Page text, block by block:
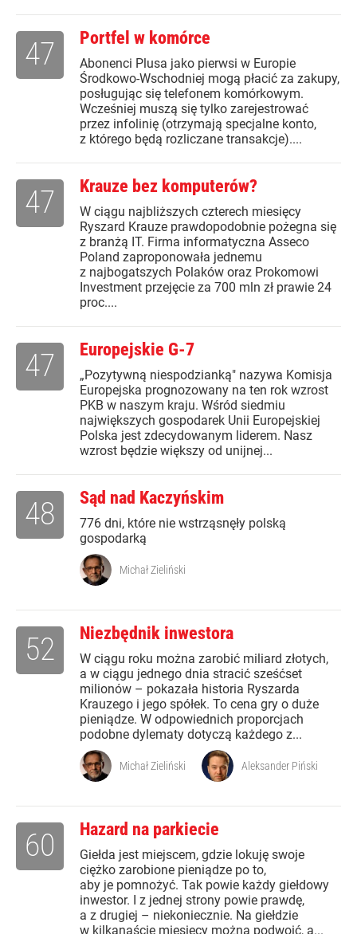
Portfel w komórce
Abonenci Plusa jako pierwsi w Europie
Środkowo-Wschodniej mogą płacić za zakupy,
posługując się telefonem komórkowym.
Wcześniej muszą się tylko zarejestrować
przez infolinię (otrzymają specjalne konto,
z którego będą rozliczane transakcje)....
47
Krauze bez komputerów?
W ciągu najbliższych czterech miesięcy
Ryszard Krauze prawdopodobnie pożegna się
z branżą IT. Firma informatyczna Asseco
Poland zaproponowała jednemu
z najbogatszych Polaków oraz Prokomowi
Investment przejęcie za 700 mln zł prawie 24
proc....
47
Europejskie G-7
„Pozytywną niespodzianką" nazywa Komisja
Europejska prognozowany na ten rok wzrost
PKB w naszym kraju. Wśród siedmiu
największych gospodarek Unii Europejskiej
Polska jest zdecydowanym liderem. Nasz
wzrost będzie większy od unijnej...
47
Sąd nad Kaczyńskim
776 dni, które nie wstrząsnęły polską
gospodarką
48
Michał Zieliński
Niezbędnik inwestora
W ciągu roku można zarobić miliard złotych,
a w ciągu jednego dnia stracić sześćset
milionów – pokazała historia Ryszarda
Krauzego i jego spółek. To cena gry o duże
pieniądze. W odpowiednich proporcjach
podobne dylematy dotyczą każdego z...
52
Michał Zieliński Aleksander Piński
Hazard na parkiecie
Giełda jest miejscem, gdzie lokuję swoje
ciężko zarobione pieniądze po to,
aby je pomnożyć. Tak powie każdy giełdowy
inwestor. I z jednej strony powie prawdę,
a z drugiej – niekoniecznie. Na giełdzie
w kilkanaście miesięcy można podwoić, a...
60